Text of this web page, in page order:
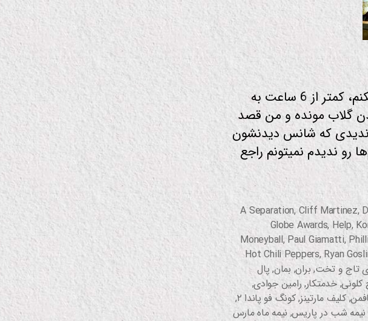
سلام — الان که دارم این پست رو شروع میکنم، کمتر از 6 ساعت به
جوائز گلدن گلاب مونده و من قصد
که شانس دیدنشون
رو ندیدم نمیتونم راجع
A Separation,Cliff Martinez,
Globe Awards, Help,
Moneyball, Paul Giamatti,
Hot Chili Peppers,Ryan
تاج و تخت, بران,بمان, پال
,خدمتکار, رامین جوادی,
,کلیف مارتینز,کونگ فو پاندا ۲ ,
نیمه شب در پاریس, نیمه ماه مارس